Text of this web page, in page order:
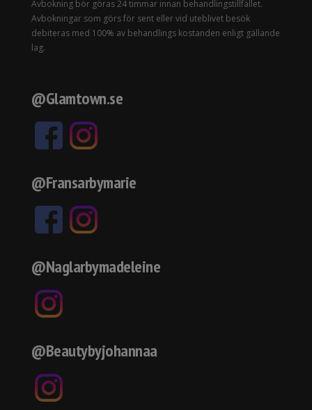
Avbokning bör göras 24 timmar innan behandlingstillfället.
Avbokningar som görs för sent eller vid uteblivet besök
debiteras med 100% av behandlings kostanden enligt gällande
lag.
@Glamtown.se
@Fransarbymarie
@Naglarbymadeleine
@Beautybyjohannaa